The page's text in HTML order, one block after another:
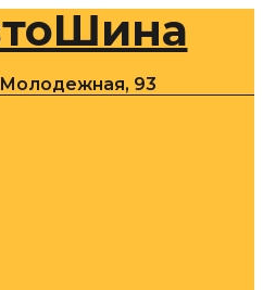
93